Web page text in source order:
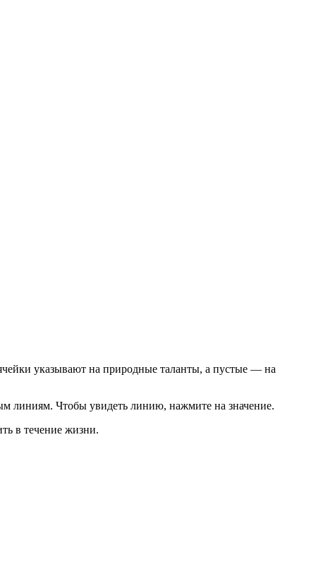
указывают на природные таланты, а пустые — на
линиям. Чтобы увидеть линию, нажмите на значение.
в течение жизни.